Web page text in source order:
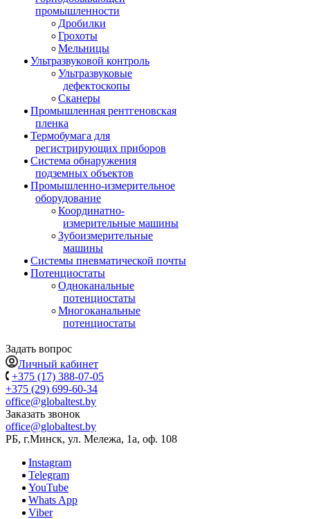
промышленности
Дробилки
Грохоты
Мельницы
Ультразвуковой контроль
Ультразвуковые
дефектоскопы
Сканеры
Промышленная рентгеновская
пленка
Термобумага для
регистрирующих приборов
Система обнаружения
подземных объектов
Промышленно-измерительное
оборудование
Координатно-
измерительные машины
Зубоизмерительные
машины
Системы пневматической почты
Потенциостаты
Одноканальные
потенциостаты
Многоканальные
потенциостаты
Задать вопрос
Личный кабинет
+375 (17) 388-07-05
+375 (29) 699-60-34
office@globaltest.by
Заказать звонок
office@globaltest.by
РБ, г.Минск, ул. Мележа, 1а, оф. 108
Instagram
Telegram
YouTube
Whats App
Viber